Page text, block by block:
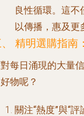
良性循環。這
以傳播，惠及更
精明選購指南
每日涌現的大量
物呢？
關注“熱度”與“評